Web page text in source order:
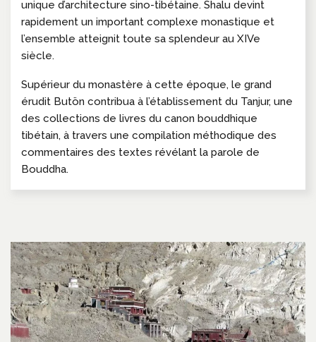
unique d’architecture sino-tibétaine. Shalu devint
rapidement un important complexe monastique et
l’ensemble atteignit toute sa splendeur au XIVe
siècle.
Supérieur du monastère à cette époque, le grand
érudit Butön contribua à l’établissement du Tanjur, une
des collections de livres du canon bouddhique
tibétain, à travers une compilation méthodique des
commentaires des textes révélant la parole de
Bouddha.